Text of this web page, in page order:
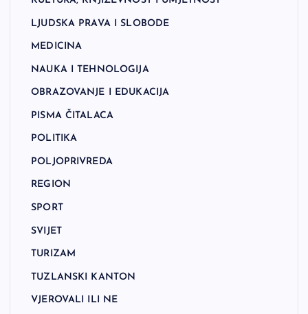
LJUDSKA PRAVA I SLOBODE
MEDICINA
NAUKA I TEHNOLOGIJA
OBRAZOVANJE I EDUKACIJA
PISMA ČITALACA
POLITIKA
POLJOPRIVREDA
REGION
SPORT
SVIJET
TURIZAM
TUZLANSKI KANTON
VJEROVALI ILI NE